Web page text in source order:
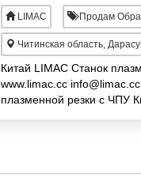
LIMAC Продам
Читинская область,
Китай LIMAC Станок
www.limac.cc
плазменной резки с ЧПУ